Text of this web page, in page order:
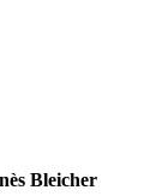
Bleicher